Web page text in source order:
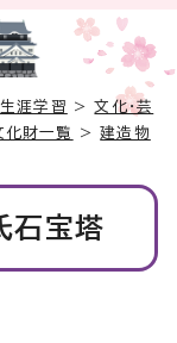
生涯学習 >文化・芸
化財一覧 >建造物
石宝塔